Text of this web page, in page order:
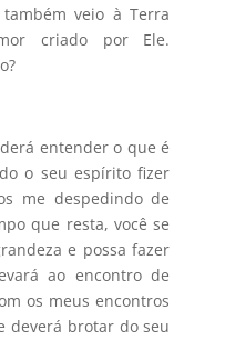
veio à Terra
criado por Ele.
entender o que é
o seu espírito fizer
me despedindo de
que resta, você se
e possa fazer
ao encontro de
os meus encontros
deverá brotar do seu